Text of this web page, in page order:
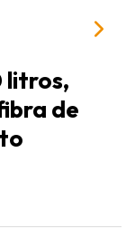
litros,
de